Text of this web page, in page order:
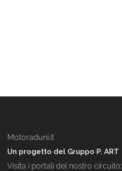
Motoraduni.it
Un progetto del Gruppo P. ART
Visita i portali del nostro circuito: